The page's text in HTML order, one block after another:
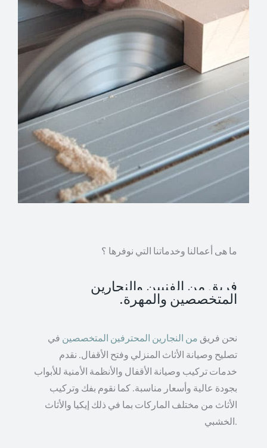
ما هى أعمالنا وخدماتنا التي نوفرها ؟
فريق من الفنيين والنجارين
المتخصصين والمهرة.
نحن فريق من النجارين المحترفين المتخصصين في
تصليح وصيانة الأثاث المنزلي وفتح الأقفال. نقدم
خدمات تركيب وصيانة الأقفال والأنظمة الأمنية للأبواب
بجودة عالية وأسعار مناسبة. كما نقوم بفك وتركيب
الأثاث من مختلف الماركات بما في ذلك إيكيا والأثاث
الخشبي.